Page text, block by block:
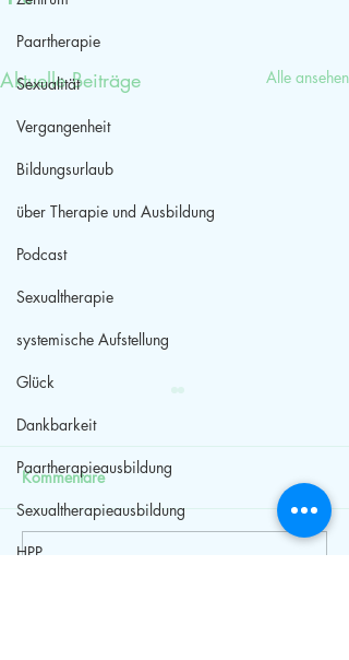
Paartherapie
Sexualität
Vergangenheit
Bildungsurlaub
über Therapie und Ausbildung
Podcast
Sexualtherapie
systemische Aufstellung
Glück
Dankbarkeit
Paartherapieausbildung
Sexualtherapieausbildung
HPP
Aktuelle Beiträge Alle ansehen
Kommentare